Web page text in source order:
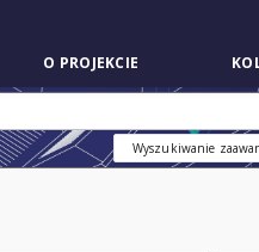
O PROJEKCIE
Wyszukiwanie